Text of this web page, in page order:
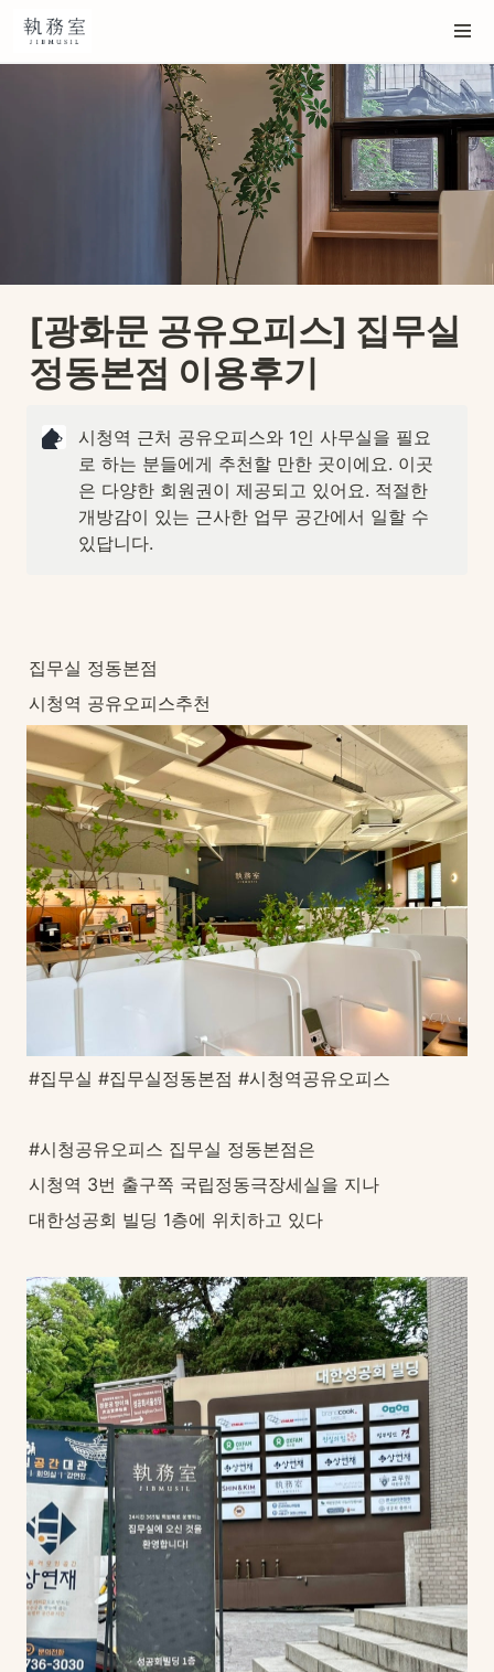
[광화문 공유오피스] 집무실
정동본점 이용후기
시청역 근처 공유오피스와 1인 사무실을 필요
로 하는 분들에게 추천할 만한 곳이에요. 이곳
은 다양한 회원권이 제공되고 있어요. 적절한
개방감이 있는 근사한 업무 공간에서 일할 수
있답니다.
집무실 정동본점
시청역 공유오피스추천
#집무실 #집무실정동본점 #시청역공유오피스
#시청공유오피스 집무실 정동본점은
시청역 3번 출구쪽 국립정동극장세실을 지나
대한성공회 빌딩 1층에 위치하고 있다